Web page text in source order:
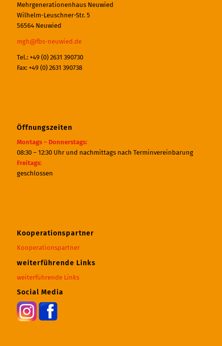
Mehrgenerationenhaus Neuwied
Wilhelm-Leuschner-Str. 5
56564 Neuwied
mgh@fbs-neuwied.de
Tel.: +49 (0) 2631 390730
Fax: +49 (0) 2631 390738
Öffnungszeiten
Montags – Donnerstags:
08:30 – 12:30 Uhr und nachmittags nach Terminvereinbarung
Freitags:
geschlossen
Kooperationspartner
Kooperationspartner
weiterführende Links
weiterführende Links
Social Media